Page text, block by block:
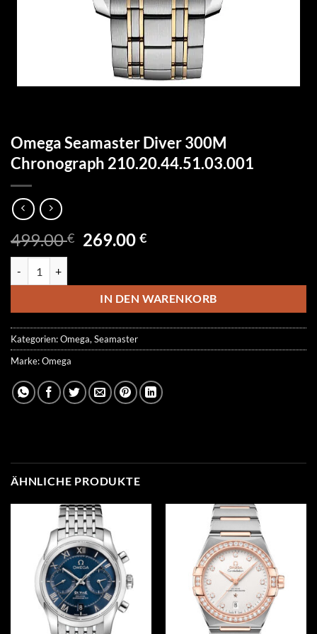
Omega Seamaster Diver 300M
Chronograph 210.20.44.51.03.001
499.00€ Ursprünglicher
499.00 €
269.00€Aktueller
269.00 €.
IN DEN WARENKORB
Kategorien:Omega, Seamaster
Marke:Omega
ÄHNLICHE PRODUKTE